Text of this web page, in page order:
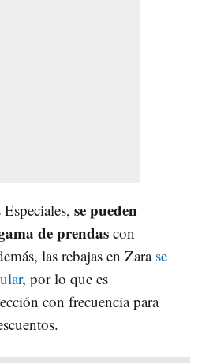
se pueden
de prendas con
las rebajas en Zarase
, por lo que es
con frecuencia para